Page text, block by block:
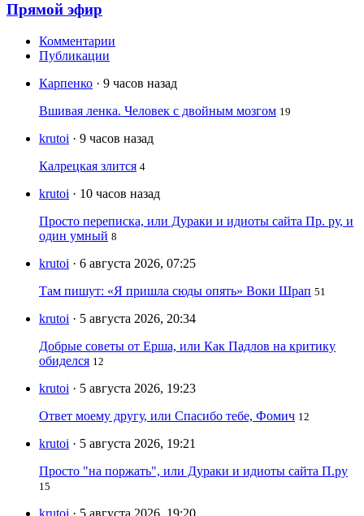
Прямой эфир
Комментарии
Публикации
Карпенко · 9 часов назад
Вшивая ленка. Человек с двойным мозгом 19
krutoi · 9 часов назад
Калрецкая злится 4
krutoi · 10 часов назад
Просто переписка, или Дураки и идиоты сайта Пр. ру, и
один умный 8
krutoi · 6 августа 2026, 07:25
Там пишут: «Я пришла сюды опять» Воки Шрап 51
krutoi · 5 августа 2026, 20:34
Добрые советы от Ерша, или Как Падлов на критику
обиделся 12
krutoi · 5 августа 2026, 19:23
Ответ моему другу, или Спасибо тебе, Фомич 12
krutoi · 5 августа 2026, 19:21
Просто "на поржать", или Дураки и идиоты сайта П.ру
15
krutoi · 5 августа 2026, 19:20